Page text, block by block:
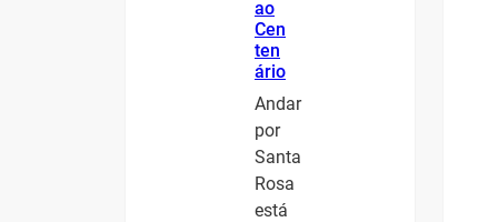
ao
Cen
ten
ário
Andar
por
Santa
Rosa
está